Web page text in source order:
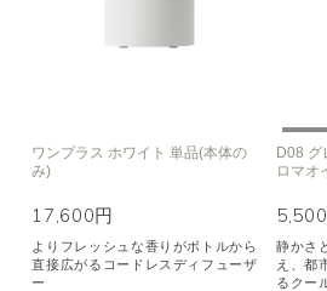
ワンプラス ホワイト 単品(本体の
み)
17,600円
よりフレッシュな香りがボトルから
直接広がるコードレスディフューザ
ー
D08 グ
ロマオ
静かさ
え、都
るクー